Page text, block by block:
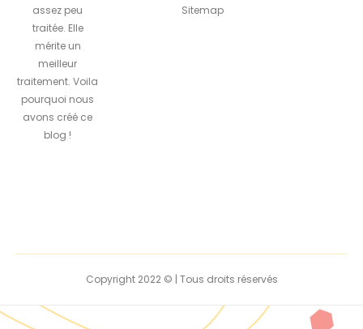
assez peu
traitée. Elle
mérite un
meilleur
traitement. Voila
pourquoi nous
avons créé ce
blog !
Sitemap
Copyright 2022 © | Tous droits réservés